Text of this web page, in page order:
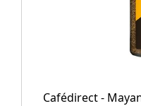
Cafédirect -